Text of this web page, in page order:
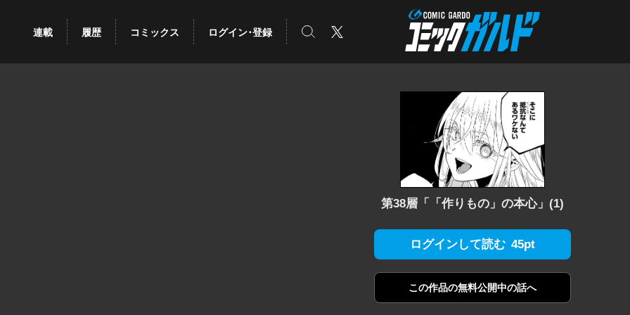
コミックガルド
連載 履歴 コミックス ログイン･登録 検索 X
第38層「「作りもの」の本心」(1)
ログインして読む 45pt
この作品の無料公開中の話へ